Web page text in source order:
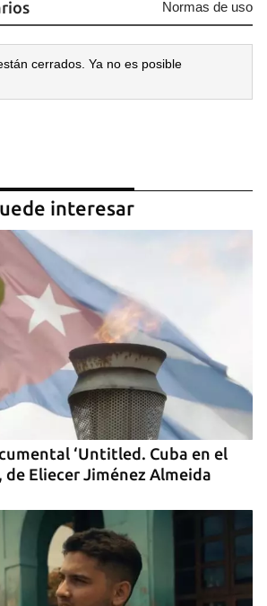
como favorito, primero has de
tu cuenta de 14ymedio.
SESIÓN CANCELAR
Normas de uso
cerrados. Ya no es posible
interesar
‘Untitled. Cuba en el
de Eliecer Jiménez Almeida